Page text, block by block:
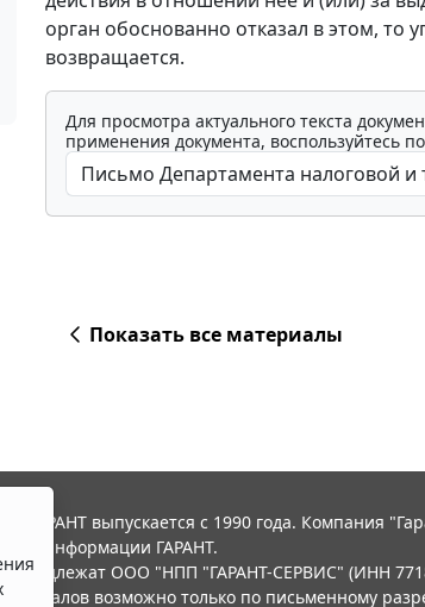
орган обоснованно отказал в этом, то
возвращается.
Для просмотра актуального текста
применения документа, воспользуйтесь
Показать все материалы
ГАРАНТ выпускается с 1990 года. Компания
информации ГАРАНТ.
ООО "НПП "ГАРАНТ-СЕРВИС" (ИНН
возможно только по письменному